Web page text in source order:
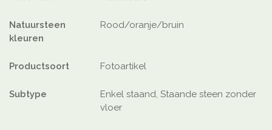
Natuursteen
kleuren
Rood/oranje/bruin
Productsoort Fotoartikel
Subtype
Enkel staand, Staande steen zonder
vloer